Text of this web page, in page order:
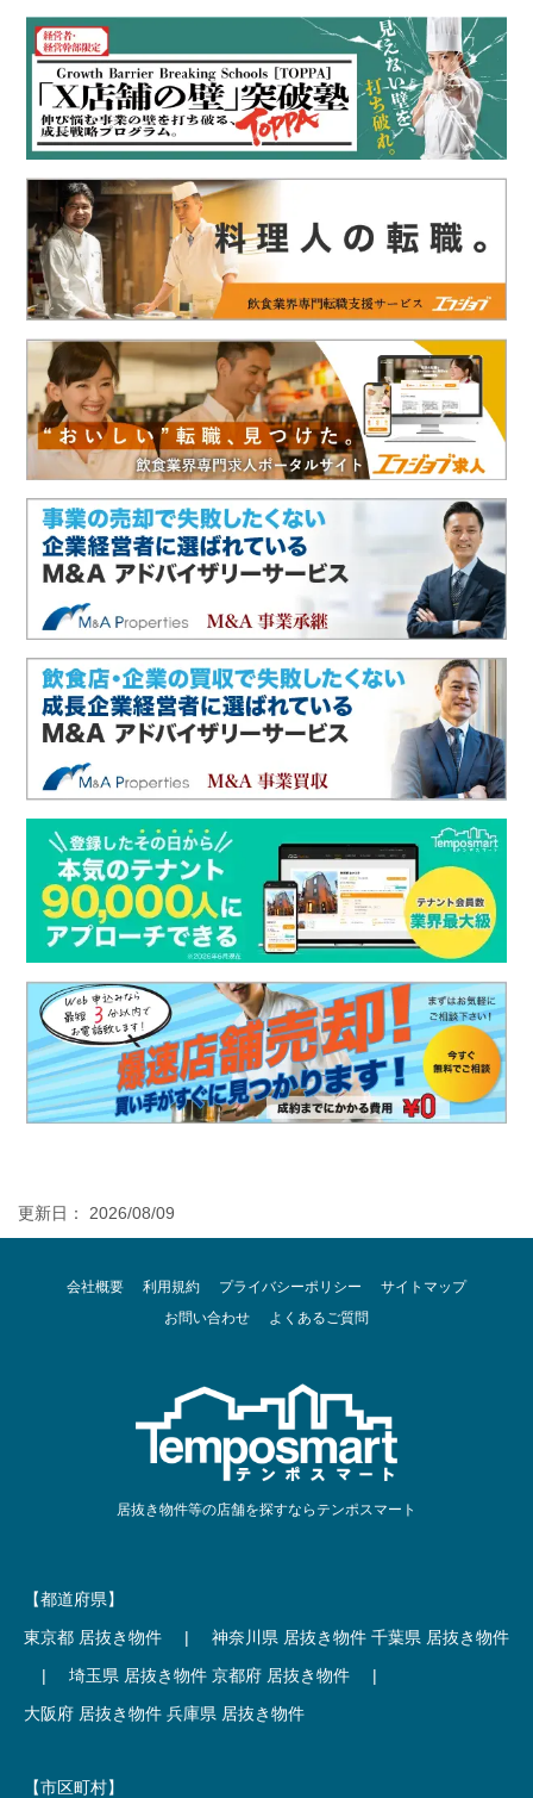
更新日： 2026/08/09
会社概要 利用規約 プライバシーポリシー
サイトマップ
お問い合わせ
よくあるご質問
居抜き物件等の店舗を探すならテンポスマート
【都道府県】
東京都 居抜き物件
| 神奈川県 居抜き物件 千葉県 居抜き物件
|
埼玉県 居抜き物件 京都府 居抜き物件
|
大阪府 居抜き物件 兵庫県 居抜き物件
【市区町村】